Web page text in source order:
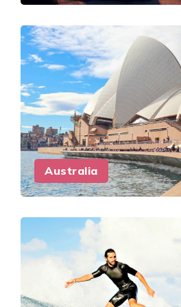
Australia